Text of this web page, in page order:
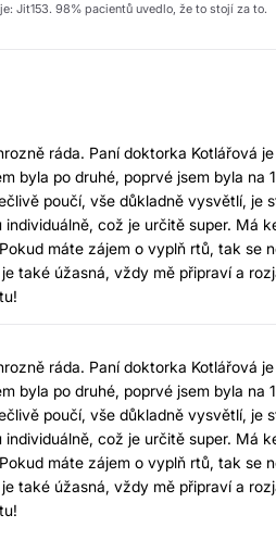
Jit153. 98% pacientů uvedlo, že to stojí za to.
ráda. Paní doktorka Kotlářová
byla po druhé, poprvé jsem byla na
poučí, vše důkladně vysvětlí, je
což je určitě super. Má
máte zájem o vyplň rtů, tak se
také úžasná, vždy mě připraví a
ráda. Paní doktorka Kotlářová
byla po druhé, poprvé jsem byla na
poučí, vše důkladně vysvětlí, je
což je určitě super. Má
máte zájem o vyplň rtů, tak se
také úžasná, vždy mě připraví a